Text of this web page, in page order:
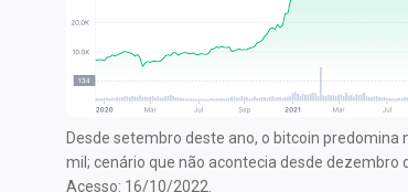
Desde setembro deste ano, o bitcoin predomina
mil; cenário que não acontecia desde dezembro
Acesso: 16/10/2022.